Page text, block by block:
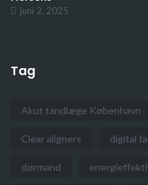
juni 2, 2025
Tag
Akut tandlæge København
Clear aligners digital
dørmand